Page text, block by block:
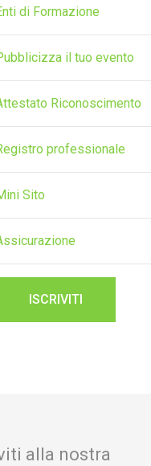
di Formazione
il tuo evento
Riconoscimento
professionale
Sito
ISCRIVITI
alla nostra